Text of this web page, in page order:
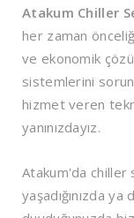
Atakum Chiller
her zaman
ve ekonomik
sistemlerini
hizmet veren
yanınızdayız.
Atakum'da
yaşadığınızda